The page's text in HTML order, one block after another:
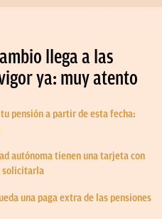
llega a las
ya: muy atento
pensión a partir de esta fecha:
autónoma tienen una tarjeta con
solicitarla
una paga extra de las pensiones